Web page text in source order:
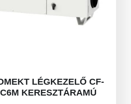
LÉGKEZELŐ CF-
KERESZTÁRAMÚ